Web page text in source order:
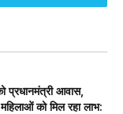
प्रधानमंत्री आवास,
को मिल रहा लाभ: